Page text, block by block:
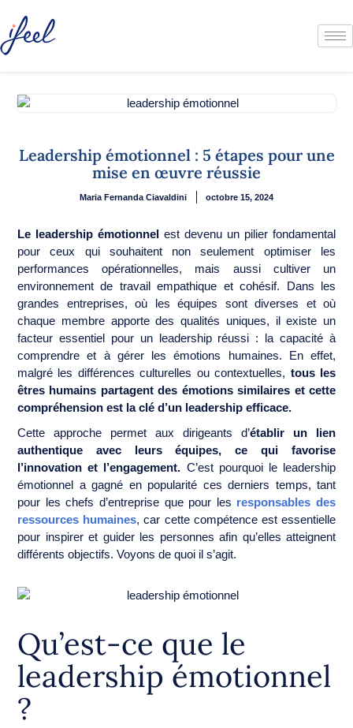
Leadership émotionnel : 5 étapes pour une
mise en œuvre réussie
Maria Fernanda Ciavaldini octobre 15, 2024
Le leadership émotionnel est devenu un pilier fondamental
pour ceux qui souhaitent non seulement optimiser les
performances opérationnelles, mais aussi cultiver un
environnement de travail empathique et cohésif. Dans les
grandes entreprises, où les équipes sont diverses et où
chaque membre apporte des qualités uniques, il existe un
facteur essentiel pour un leadership réussi : la capacité à
comprendre et à gérer les émotions humaines. En effet,
malgré les différences culturelles ou contextuelles, tous les
êtres humains partagent des émotions similaires et cette
compréhension est la clé d’un leadership efficace.
Cette approche permet aux dirigeants d’établir un lien
authentique avec leurs équipes, ce qui favorise
l’innovation et l’engagement. C’est pourquoi le leadership
émotionnel a gagné en popularité ces derniers temps, tant
pour les chefs d’entreprise que pour les responsables des
ressources humaines, car cette compétence est essentielle
pour inspirer et guider les personnes afin qu’elles atteignent
différents objectifs. Voyons de quoi il s’agit.
Qu’est-ce que le
leadership émotionnel
?